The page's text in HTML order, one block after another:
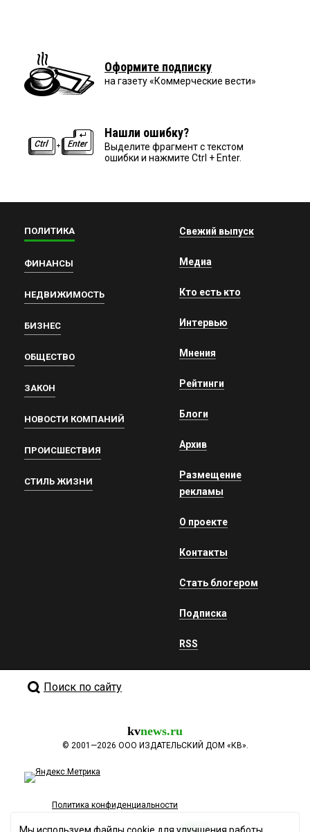
Оформите подписку
на газету «Коммерческие вести»
Нашли ошибку?
Выделите фрагмент с текстом
ошибки и нажмите Ctrl + Enter.
ПОЛИТИКА
ФИНАНСЫ
НЕДВИЖИМОСТЬ
БИЗНЕС
ОБЩЕСТВО
ЗАКОН
НОВОСТИ КОМПАНИЙ
ПРОИСШЕСТВИЯ
СТИЛЬ ЖИЗНИ
Свежий выпуск
Медиа
Кто есть кто
Интервью
Мнения
Рейтинги
Блоги
Архив
Размещение
рекламы
О проекте
Контакты
Стать блогером
Подписка
RSS
Поиск по сайту
kvnews.ru
© 2001—2026 ООО ИЗДАТЕЛЬСКИЙ ДОМ «КВ».
Политика конфиденциальности